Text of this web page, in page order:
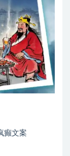
癫文案